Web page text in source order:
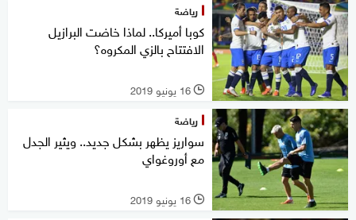
رياضة
كوبا أميركا.. لماذا خاضت البرازيل
الافتتاح بالزي المكروه؟
l 16 يونيو 2019
رياضة
سواريز يظهر بشكل جديد.. ويثير الجدل
مع أوروغواي
l 16 يونيو 2019